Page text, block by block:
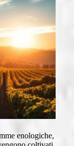
enologiche,